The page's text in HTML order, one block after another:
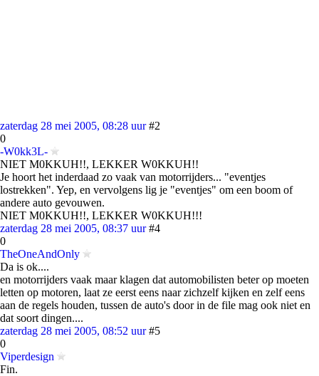
zaterdag 28 mei 2005, 08:28 uur #2
0
-W0kk3L-
NIET M0KKUH!!, LEKKER W0KKUH!!
Je hoort het inderdaad zo vaak van motorrijders... "eventjes
lostrekken". Yep, en vervolgens lig je "eventjes" om een boom of
andere auto gevouwen.
NIET M0KKUH!!, LEKKER W0KKUH!!!
zaterdag 28 mei 2005, 08:37 uur #4
0
TheOneAndOnly
Da is ok....
en motorrijders vaak maar klagen dat automobilisten beter op moeten
letten op motoren, laat ze eerst eens naar zichzelf kijken en zelf eens
aan de regels houden, tussen de auto's door in de file mag ook niet en
dat soort dingen....
zaterdag 28 mei 2005, 08:52 uur #5
0
Viperdesign
Fin.